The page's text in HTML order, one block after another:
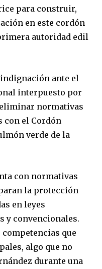
para construir,
en este cordón
autoridad edil
ante el
interpuesto por
normativas
con el Cordón
verde de la
con normativas
la protección
en leyes
y convencionales.
que
algo que no
durante una